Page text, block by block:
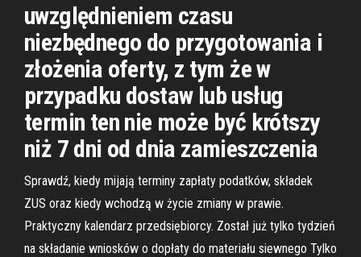
uwzględnieniem czasu
niezbędnego do przygotowania i
złożenia oferty, z tym że w
przypadku dostaw lub usług
termin ten nie może być krótszy
niż 7 dni od dnia zamieszczenia
Sprawdź, kiedy mijają terminy zapłaty podatków, składek
ZUS oraz kiedy wchodzą w życie zmiany w prawie.
Praktyczny kalendarz przedsiębiorcy. Został już tylko tydzień
na składanie wniosków o dopłaty do materiału siewnego Tylko